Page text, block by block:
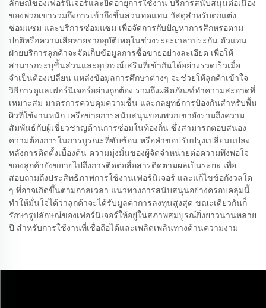
ลักษณ์ของเฟอร์นิเจอร์และยืดอายุการใช้งาน บริการสนับสนุนต่อเนื่อง
ของพวกเขารวมถึงการเข้าถึงชิ้นส่วนทดแทน วัสดุสำหรับตกแต่ง
ซ่อมแซม และบริการซ่อมแซม เพื่อจัดการกับปัญหาการสึกหรอตาม
ปกติหรือความเสียหายจากอุบัติเหตุในช่วงระยะเวลาประกัน ตัวแทน
ฝ่ายบริการลูกค้าจะจัดเก็บข้อมูลการซื้อขายอย่างละเอียด เพื่อให้
สามารถระบุชิ้นส่วนและอุปกรณ์เสริมที่เข้ากันได้อย่างรวดเร็วเมื่อ
จำเป็นต้องเปลี่ยน แหล่งข้อมูลการศึกษาต่างๆ จะช่วยให้ลูกค้าเข้าใจ
วิธีการดูแลเฟอร์นิเจอร์อย่างถูกต้อง รวมถึงผลิตภัณฑ์ทำความสะอาดที่
เหมาะสม มาตรการควบคุมความชื้น และกลยุทธ์การป้องกันสำหรับพื้น
ผิวที่ใช้งานหนัก เครือข่ายการสนับสนุนของพวกเขายังรวมถึงความ
สัมพันธ์กับผู้เชี่ยวชาญด้านการซ่อมในท้องถิ่น ซึ่งสามารถตอบสนอง
ความต้องการในการบูรณะที่ซับซ้อน หรือคำขอปรับปรุงเปลี่ยนแปลง
หลังการติดตั้งเบื้องต้น ความมุ่งมั่นของผู้จัดจำหน่ายต่อความพึงพอใจ
ของลูกค้ายังขยายไปถึงการติดต่อสื่อสารติดตามผลเป็นระยะ เพื่อ
สอบถามถึงประสิทธิภาพการใช้งานเฟอร์นิเจอร์ และแก้ไขข้อกังวลใด
ๆ ที่อาจเกิดขึ้นตามกาลเวลา แนวทางการสนับสนุนอย่างครอบคลุมนี้
ทำให้มั่นใจได้ว่าลูกค้าจะได้รับมูลค่าการลงทุนสูงสุด ขณะเดียวกันก็
รักษารูปลักษณ์ของเฟอร์นิเจอร์ให้อยู่ในสภาพสมบูรณ์ยิ่งยาวนานหลาย
ปี สำหรับการใช้งานที่เชื่อถือได้และเพลิดเพลินทางด้านความงาม